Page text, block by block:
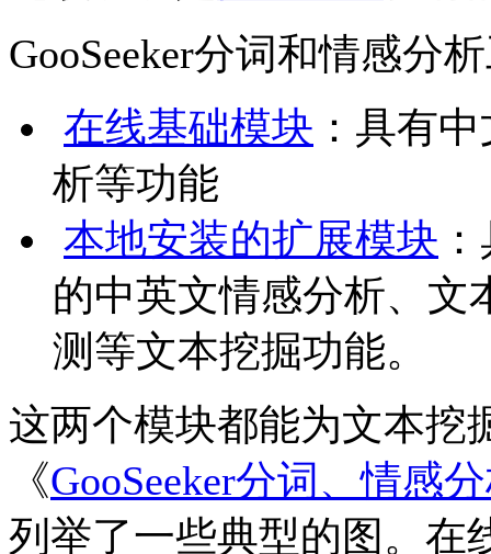
GooSeeker分词和情感分
在线基础模块 ：具有
析等功能
本地安装的扩展模块
的中英文情感分析、文
测等文本挖掘功能。
这两个模块都能为文本挖
《GooSeeker分词、情感
列举了一些典型的图。在